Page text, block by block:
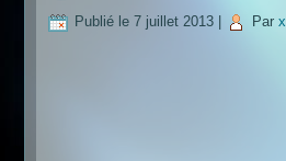
Publié le 7 juillet 2013 Par